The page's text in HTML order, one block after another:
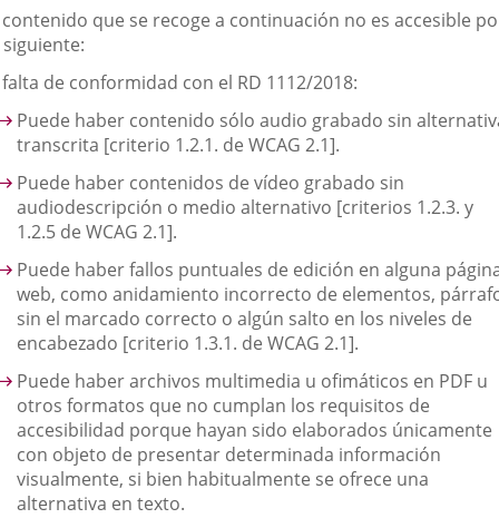
contenido que se recoge a continuación no es accesible
de conformidad con el RD 1112/2018:
Puede haber contenido sólo audio grabado sin
transcrita [criterio 1.2.1. de WCAG 2.1].
Puede haber contenidos de vídeo grabado sin
audiodescripción o medio alternativo [criterios 1.2.3. y
1.2.5 de WCAG 2.1].
Puede haber fallos puntuales de edición en alguna
web, como anidamiento incorrecto de elementos,
sin el marcado correcto o algún salto en los niveles de
encabezado [criterio 1.3.1. de WCAG 2.1].
Puede haber archivos multimedia u ofimáticos en PDF u
otros formatos que no cumplan los requisitos de
accesibilidad porque hayan sido elaborados únicamente
con objeto de presentar determinada información
visualmente, si bien habitualmente se ofrece una
alternativa en texto.